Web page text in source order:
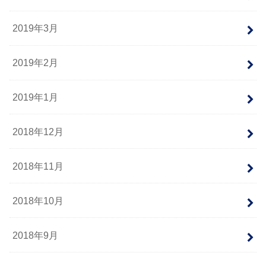
2019年3月
2019年2月
2019年1月
2018年12月
2018年11月
2018年10月
2018年9月